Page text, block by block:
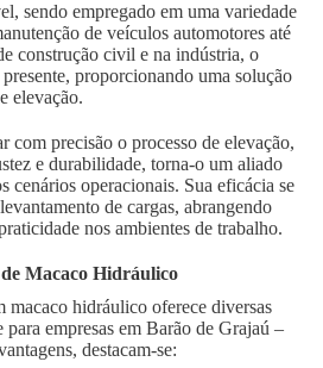
sendo empregado em uma variedade
de veículos automotores até
construção civil e na indústria, o
proporcionando uma solução
elevação.
com precisão o processo de elevação,
e durabilidade, torna-o um aliado
cenários operacionais. Sua eficácia se
de cargas, abrangendo
nos ambientes de trabalho.
Macaco Hidráulico
macaco hidráulico oferece diversas
para empresas em Barão de Grajaú –
destacam-se: